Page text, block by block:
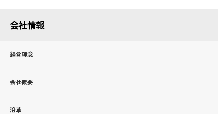
会社情報
経営理念
会社概要
沿革